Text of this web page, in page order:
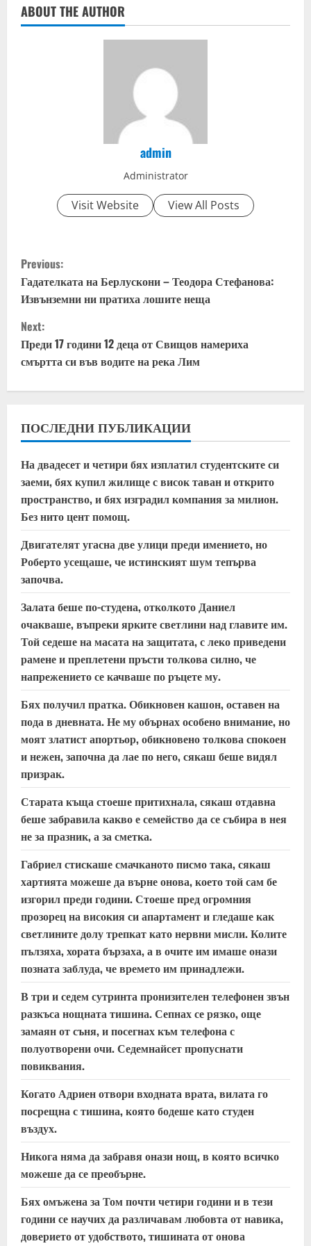
i
ABOUT THE AUTHOR
admin
Administrator
Visit Website View All Posts
C
o
n
t
i
u
e
R
e
a
d
i
n
g
Previous:
Гадателката на Берлускони – Теодора Стефанова:
Извънземни ни пратиха лошите неща
Next:
Преди 17 години 12 деца от Свищов намериха
смъртта си във водите на река Лим
ПОСЛЕДНИ ПУБЛИКАЦИИ
На двадесет и четири бях изплатил студентските си
заеми, бях купил жилище с висок таван и открито
пространство, и бях изградил компания за милион.
Без нито цент помощ.
Двигателят угасна две улици преди имението, но
Роберто усещаше, че истинският шум тепърва
започва.
Залата беше по-студена, отколкото Даниел
очакваше, въпреки ярките светлини над главите им.
Той седеше на масата на защитата, с леко приведени
рамене и преплетени пръсти толкова силно, че
напрежението се качваше по ръцете му.
Бях получил пратка. Обикновен кашон, оставен на
пода в дневната. Не му обърнах особено внимание, но
моят златист апортьор, обикновено толкова спокоен
и нежен, започна да лае по него, сякаш беше видял
призрак.
Старата къща стоеше притихнала, сякаш отдавна
беше забравила какво е семейство да се събира в нея
не за празник, а за сметка.
Габриел стискаше смачканото писмо така, сякаш
хартията можеше да върне онова, което той сам бе
изгорил преди години. Стоеше пред огромния
прозорец на високия си апартамент и гледаше как
светлините долу трепкат като нервни мисли. Колите
пълзяха, хората бързаха, а в очите им имаше онази
позната заблуда, че времето им принадлежи.
В три и седем сутринта пронизителен телефонен звън
разкъса нощната тишина. Сепнах се рязко, още
замаян от съня, и посегнах към телефона с
полуотворени очи. Седемнайсет пропуснати
повиквания.
Когато Адриен отвори входната врата, вилата го
посрещна с тишина, която бодеше като студен
въздух.
Никога няма да забравя онази нощ, в която всичко
можеше да се преобърне.
Бях омъжена за Том почти четири години и в тези
години се научих да различавам любовта от навика,
доверието от удобството, тишината от онова